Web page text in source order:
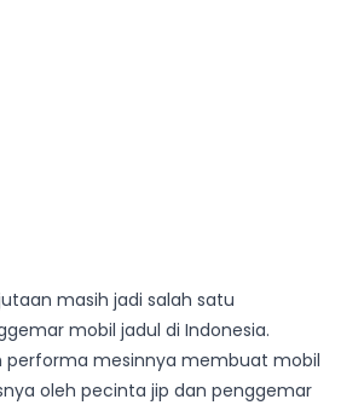
masih jadi salah satu
mobil jadul di Indonesia.
performa mesinnya membuat mobil
oleh pecinta jip dan penggemar